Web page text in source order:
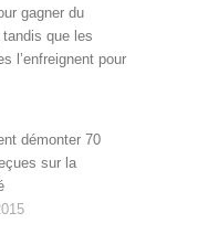
gagner du
que les
l’enfreignent pour
démonter 70
sur la